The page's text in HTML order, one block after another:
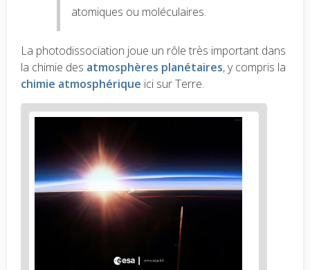
atomiques ou moléculaires.
La photodissociation joue un rôle très important dans
la chimie des atmosphères planétaires, y compris la
chimie atmosphérique ici sur Terre.